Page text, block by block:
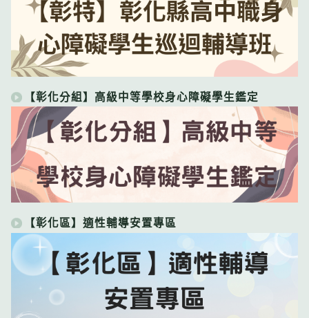
【彰化分組】高級中等學校身心障礙學生鑑定
【彰化區】適性輔導安置專區